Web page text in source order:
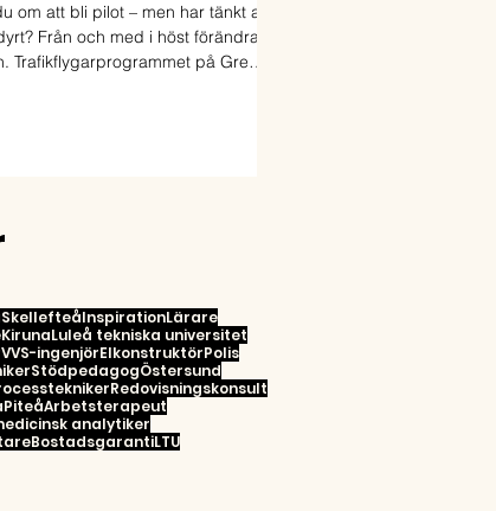
om att bli pilot – men har tänkt att
Från och med i höst förändras
Trafikflygarprogrammet på Green
SkellefteåInspirationLärare
KirunaLuleå tekniska universitet
VVS-ingenjörElkonstruktörPolis
StödpedagogÖstersund
Redovisningskonsult
PiteåArbetsterapeut
analytiker
BostadsgarantiLTU